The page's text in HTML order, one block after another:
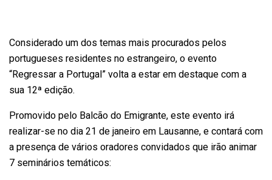
Considerado um dos temas mais procurados pelos
portugueses residentes no estrangeiro, o evento
“Regressar a Portugal” volta a estar em destaque com a
sua 12ª edição.
Promovido pelo Balcão do Emigrante, este evento irá
realizar-se no dia 21 de janeiro em Lausanne, e contará com
a presença de vários oradores convidados que irão animar
7 seminários temáticos: